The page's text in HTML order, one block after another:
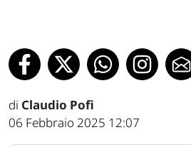
di Claudio Pofi
06 Febbraio 2025 12:07